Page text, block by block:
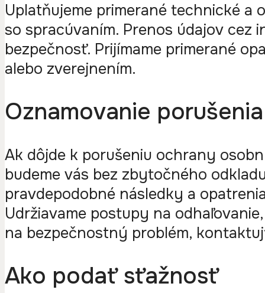
Uplatňujeme primerané technické
so spracúvaním. Prenos údajov cez
bezpečnosť. Prijímame primerané
alebo zverejnením.
Oznamovanie
Ak dôjde k porušeniu ochrany
budeme vás bez zbytočného
pravdepodobné následky a
Udržiavame postupy na
na bezpečnostný problém,
Ako podať sťažnosť